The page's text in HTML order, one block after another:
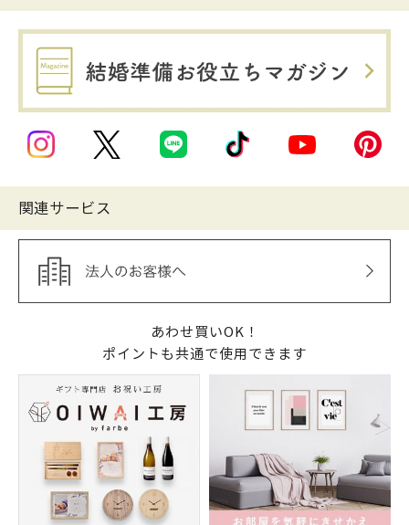
関連サービス
あわせ買いOK！
ポイントも共通で使用できます